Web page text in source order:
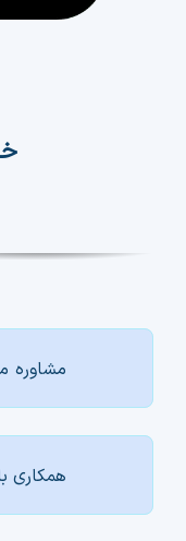
مشاوره
همکاری